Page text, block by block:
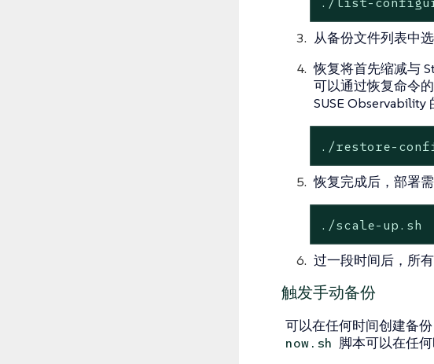
从备份文件列表中
恢复将首先缩减与
可以通过恢复命令
SUSE Observability
./restore-
恢复完成后，部署
./scale-up.sh
过一段时间后，所
触发手动备份
可以在任何时间创建备
now.sh 脚本可以在任